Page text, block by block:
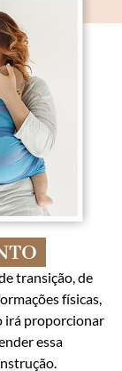
transição, de
físicas,
irá proporcionar
essa